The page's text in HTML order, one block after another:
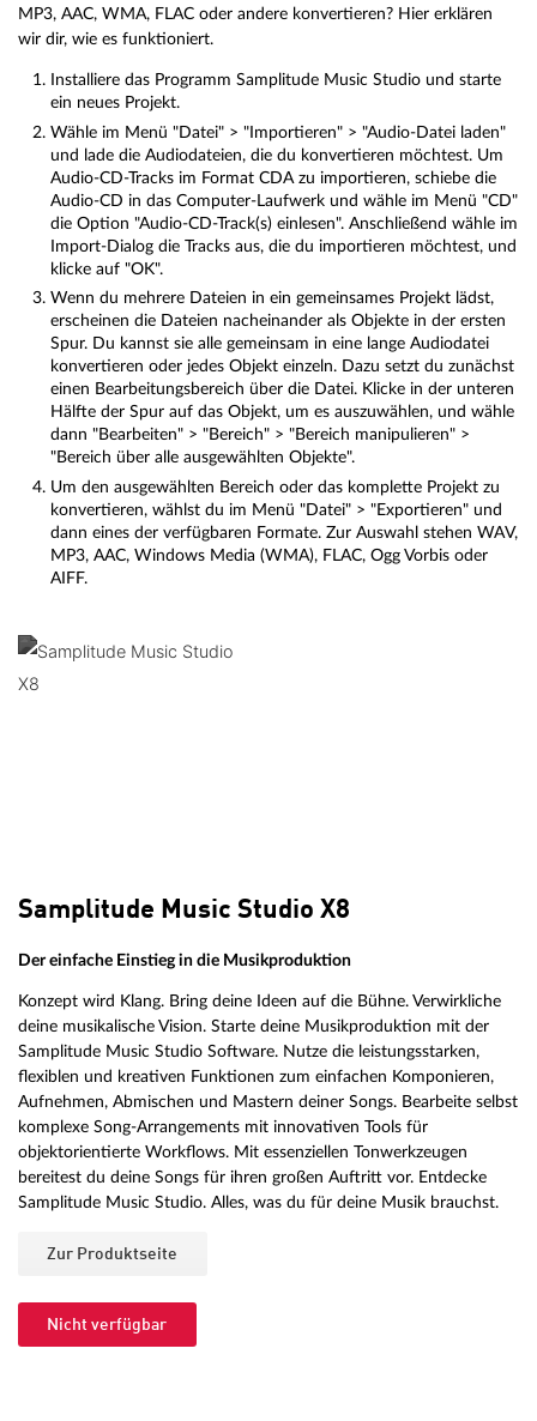
MP3, AAC, WMA, FLAC oder andere konvertieren? Hier erklären
wir dir, wie es funktioniert.
Installiere das Programm Samplitude Music Studio und starte
ein neues Projekt.
Wähle im Menü "Datei" > "Importieren" > "Audio-Datei laden"
und lade die Audiodateien, die du konvertieren möchtest. Um
Audio-CD-Tracks im Format CDA zu importieren, schiebe die
Audio-CD in das Computer-Laufwerk und wähle im Menü "CD"
die Option "Audio-CD-Track(s) einlesen". Anschließend wähle im
Import-Dialog die Tracks aus, die du importieren möchtest, und
klicke auf "OK".
Wenn du mehrere Dateien in ein gemeinsames Projekt lädst,
erscheinen die Dateien nacheinander als Objekte in der ersten
Spur. Du kannst sie alle gemeinsam in eine lange Audiodatei
konvertieren oder jedes Objekt einzeln. Dazu setzt du zunächst
einen Bearbeitungsbereich über die Datei. Klicke in der unteren
Hälfte der Spur auf das Objekt, um es auszuwählen, und wähle
dann "Bearbeiten" > "Bereich" > "Bereich manipulieren" >
"Bereich über alle ausgewählten Objekte".
Um den ausgewählten Bereich oder das komplette Projekt zu
konvertieren, wählst du im Menü "Datei" > "Exportieren" und
dann eines der verfügbaren Formate. Zur Auswahl stehen WAV,
MP3, AAC, Windows Media (WMA), FLAC, Ogg Vorbis oder
AIFF.
Samplitude Music Studio X8
Der einfache Einstieg in die Musikproduktion
Konzept wird Klang. Bring deine Ideen auf die Bühne. Verwirkliche
deine musikalische Vision. Starte deine Musikproduktion mit der
Samplitude Music Studio Software. Nutze die leistungsstarken,
flexiblen und kreativen Funktionen zum einfachen Komponieren,
Aufnehmen, Abmischen und Mastern deiner Songs. Bearbeite selbst
komplexe Song-Arrangements mit innovativen Tools für
objektorientierte Workflows. Mit essenziellen Tonwerkzeugen
bereitest du deine Songs für ihren großen Auftritt vor. Entdecke
Samplitude Music Studio. Alles, was du für deine Musik brauchst.
Zur Produktseite
Nicht verfügbar